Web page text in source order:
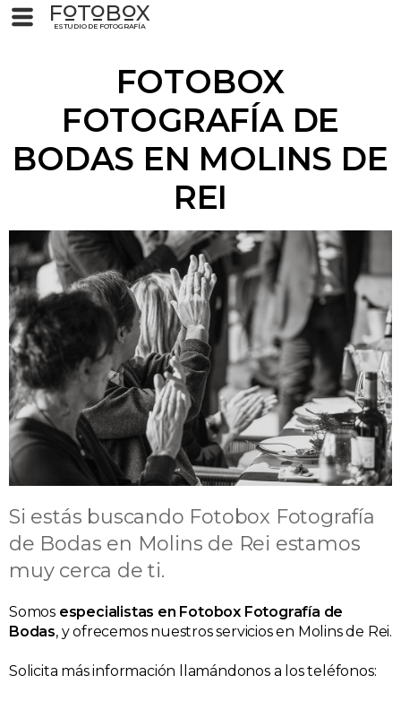
FOTOBOX
ESTUDIO DE FOTOGRAFÍA
FOTOBOX
FOTOGRAFÍA DE
BODAS EN MOLINS DE
REI
Si estás buscando Fotobox Fotografía
de Bodas en Molins de Rei estamos
muy cerca de ti.
Somos especialistas en Fotobox Fotografía de
Bodas, y ofrecemos nuestros servicios en Molins de Rei.
Solicita más información llamándonos a los teléfonos: